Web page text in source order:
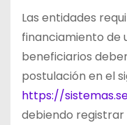
Las entidades
financiamiento de
beneficiarios
postulación en el
https://
debiendo registrar